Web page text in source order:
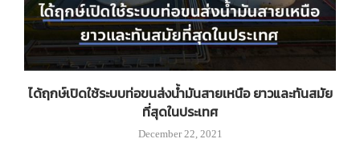
ได้ฤกษ์เปิดใช้ระบบท่อขนส่งน้ำมันสายเหนือ ยาวและทันสมัย
ที่สุดในประเทศ
December 22, 2021